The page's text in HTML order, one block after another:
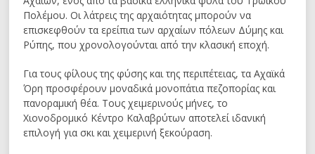
Πολέμου. Οι λάτρεις της αρχαιότητας μπορούν να
επισκεφθούν τα ερείπια των αρχαίων πόλεων Δύμης και
Ρύπης, που χρονολογούνται από την κλασική εποχή.
Για τους φίλους της φύσης και της περιπέτειας, τα Αχαϊκά
Όρη προσφέρουν μοναδικά μονοπάτια πεζοπορίας και
πανοραμική θέα. Τους χειμερινούς μήνες, το
Χιονοδρομικό Κέντρο Καλαβρύτων αποτελεί ιδανική
επιλογή για σκι και χειμερινή ξεκούραση.